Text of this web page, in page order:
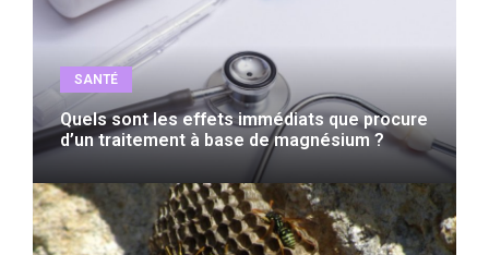
SANTÉ
Quels sont les effets immédiats que procure
d’un traitement à base de magnésium ?